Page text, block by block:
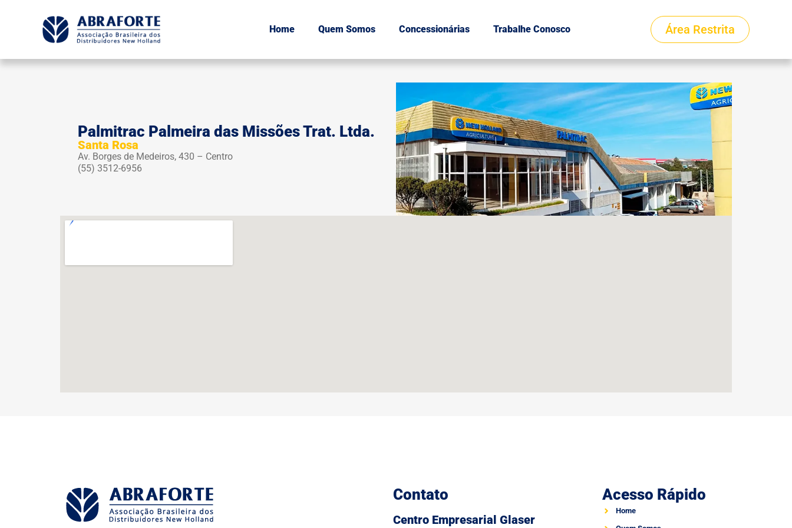
Home Quem Somos Concessionárias Trabalhe Conosco Área Restrita
Palmitrac Palmeira das Missões Trat. Ltda.
Santa Rosa
Av. Borges de Medeiros, 430 – Centro
(55) 3512-6956
Contato
Centro Empresarial Glaser
Acesso Rápido
Home